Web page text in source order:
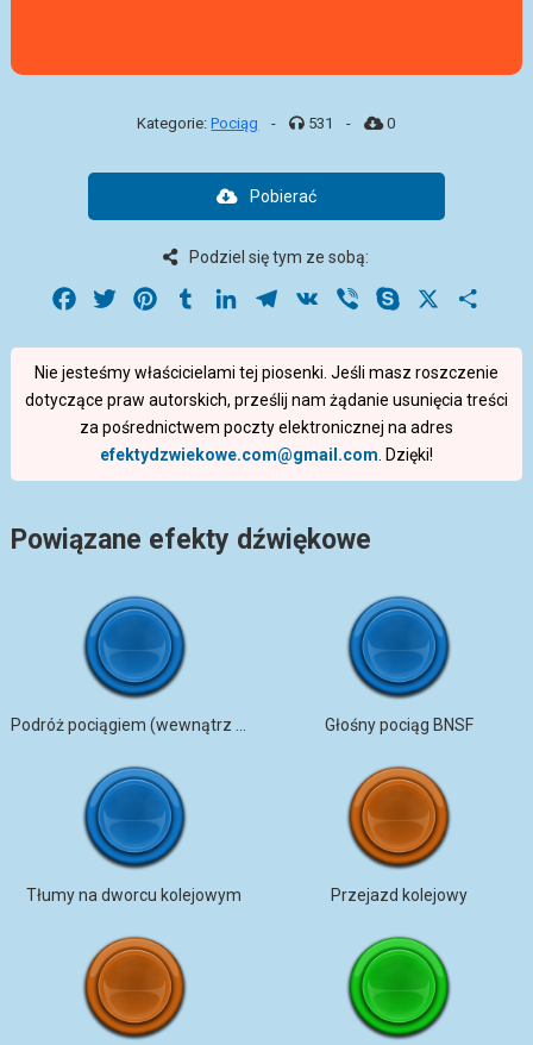
Kategorie:Pociąg - 531 - 0
Pobierać
Podziel się tym ze sobą:
Facebook
Twitter PinterestTumblrLinkedInTelegram
VK Viber Skype
Nie jesteśmy właścicielami tej piosenki. Jeśli masz roszczenie
dotyczące praw autorskich, prześlij nam żądanie usunięcia treści
za pośrednictwem poczty elektronicznej na adres
efektydzwiekowe.com@gmail.com . Dzięki!
Powiązane efekty dźwiękowe
Głośny pociąg BNSF
Tłumy na dworcu kolejowym Przejazd kolejowy